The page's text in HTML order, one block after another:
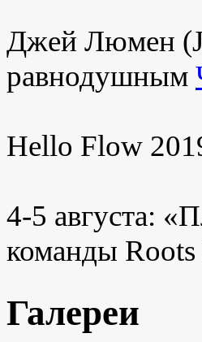
Джей Люмен
равнодушным
Hello Flow
4-5 августа:
команды
Галереи